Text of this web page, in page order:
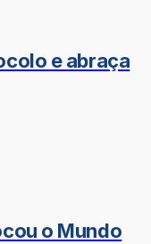
e abraça
o Mundo